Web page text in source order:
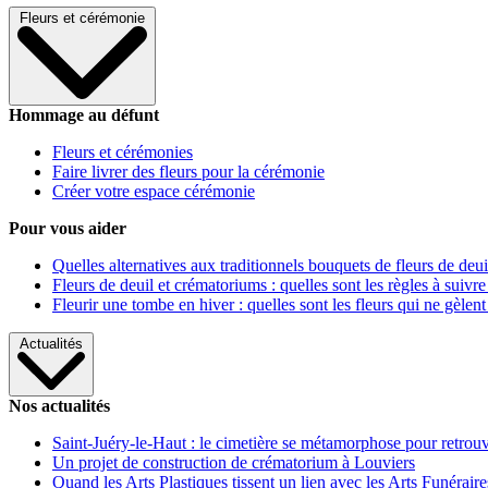
Fleurs et cérémonie
Hommage au défunt
Fleurs et cérémonies
Faire livrer des fleurs pour la cérémonie
Créer votre espace cérémonie
Pour vous aider
Quelles alternatives aux traditionnels bouquets de fleurs de
Fleurs de deuil et crématoriums : quelles sont les règles à
Fleurir une tombe en hiver : quelles sont les fleurs qui ne gèlent
Actualités
Nos actualités
Saint-Juéry-le-Haut : le cimetière se métamorphose pour
Un projet de construction de crématorium à Louviers
Quand les Arts Plastiques tissent un lien avec les Arts